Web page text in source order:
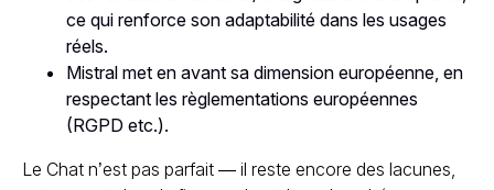
ce qui renforce son adaptabilité dans les usages
réels.
Mistral met en avant sa dimension européenne, en
respectant les règlementations européennes
(RGPD etc.).
Le Chat n’est pas parfait — il reste encore des lacunes,